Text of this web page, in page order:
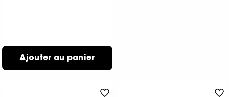
Ajouter au panier